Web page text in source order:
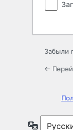
Забыли
←
Язык